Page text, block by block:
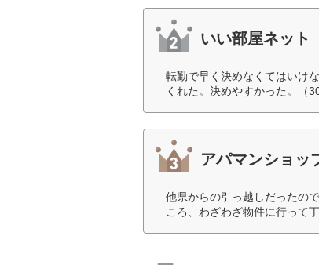
いい部屋ネット
転勤で早く決めなくてはいけ
くれた。決めやすかった。（
アパマンショッ
他県からの引っ越しだったの
ころ、わざわざ物件に行って